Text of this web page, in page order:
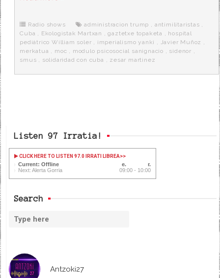
o
k
r
e
r
a
Radio shows administracion trump , antimilitaristas ,
Cuba , Ekologistak Martxan ,gaztetxe topaketa , hospital
pediátrico William soler , imperialismo yanki , Javier Muñoz ,
merkatua , moc , modulo psicosocial sanignacio , sidenor ,
smus , solidaridad con cuba , zesar martinez
Listen 97 Irratia!
CLICK HERE TO LISTEN 97.0 IRRATI LIBREA>>
Current: Offline
Next: Alerta Gorria
09:00 - 10:00
Search
Antzoki27